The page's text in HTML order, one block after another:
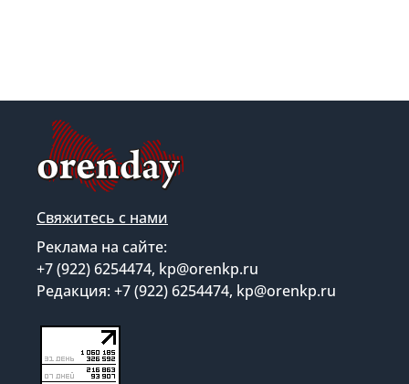
Свяжитесь с нами
Реклама на сайте:
+7 (922) 6254474, kp@orenkp.ru
Редакция: +7 (922) 6254474, kp@orenkp.ru